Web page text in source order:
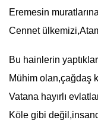
Eremesin
Cennet
Bu hainlerin
Mühim olan,çağdaş
Vatana hayırlı
Köle gibi